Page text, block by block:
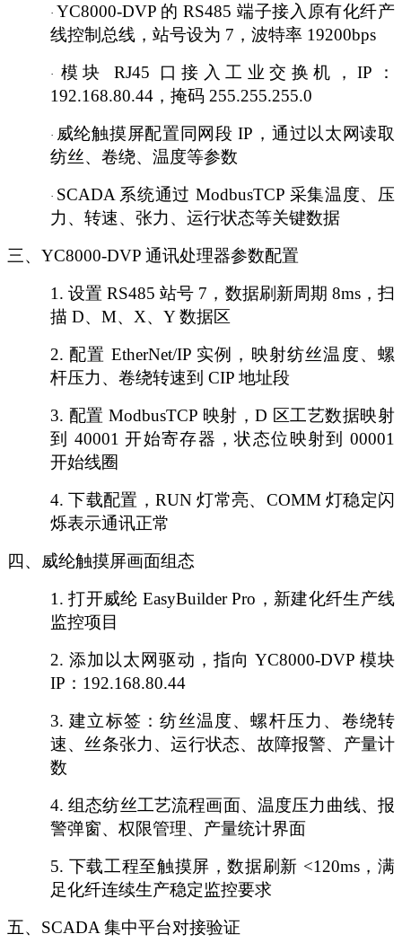
· YC8000-DVP 的 RS485 端子接入原有化纤产
线控制总线，站号设为 7，波特率 19200bps
· 模块
RJ45 口接入工业交换机，IP：
192.168.80.44，掩码 255.255.255.0
· 威纶触摸屏配置同网段 IP，通过以太网读取
纺丝、卷绕、温度等参数
· SCADA 系统通过 ModbusTCP 采集温度、压
力、转速、张力、运行状态等关键数据
三、 YC8000-DVP 通讯处理器参数配置
1.设置 RS485 站号 7，数据刷新周期 8ms，扫
描 D、M、X、Y 数据区
2. 配置 EtherNet/IP 实例，映射纺丝温度、螺
杆压力、卷绕转速到 CIP 地址段
3. 配置 ModbusTCP 映射，D 区工艺数据映射
到 40001 开始寄存器，状态位映射到 00001
开始线圈
4.下载配置，RUN 灯常亮、COMM 灯稳定闪
烁表示通讯正常
四、威纶触摸屏画面组态
1.打开威纶 EasyBuilder Pro，新建化纤生产线
监控项目
2.添加以太网驱动，指向 YC8000-DVP 模块
IP：192.168.80.44
3.建立标签：纺丝温度、螺杆压力、卷绕转
速、丝条张力、运行状态、故障报警、产量计
数
4.组态纺丝工艺流程画面、温度压力曲线、报
警弹窗、权限管理、产量统计界面
5. 下载工程至触摸屏，数据刷新 <120ms，满
足化纤连续生产稳定监控要求
五、 SCADA 集中平台对接验证